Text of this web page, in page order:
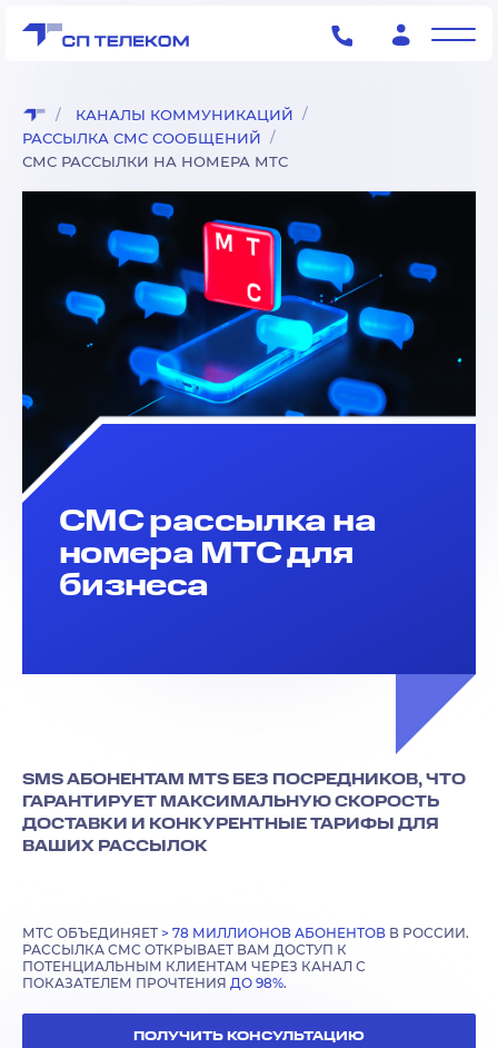
КАНАЛЫ КОММУНИКАЦИЙ
РАССЫЛКА СМС СООБЩЕНИЙ
СМС РАССЫЛКИ НА НОМЕРА МТС
СМС рассылка на
номера МТС для
бизнеса
SMS АБОНЕНТАМ MTS БЕЗ ПОСРЕДНИКОВ, ЧТО
ГАРАНТИРУЕТ МАКСИМАЛЬНУЮ СКОРОСТЬ
ДОСТАВКИ И КОНКУРЕНТНЫЕ ТАРИФЫ ДЛЯ
ВАШИХ РАССЫЛОК
МТС ОБЪЕДИНЯЕТ > 78 МИЛЛИОНОВ АБОНЕНТОВ В РОССИИ.
РАССЫЛКА СМС ОТКРЫВАЕТ ВАМ ДОСТУП К
ПОТЕНЦИАЛЬНЫМ КЛИЕНТАМ ЧЕРЕЗ КАНАЛ С
ПОКАЗАТЕЛЕМ ПРОЧТЕНИЯ ДО 98%.
ПОЛУЧИТЬ КОНСУЛЬТАЦИЮ